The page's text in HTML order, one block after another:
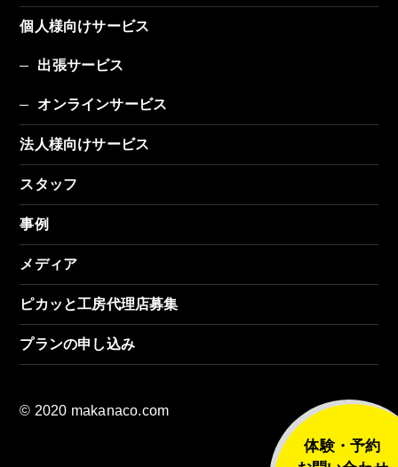
体験・予約
個人様向けサービス
出張サービス
オンラインサービス
法人様向けサービス
スタッフ
事例
メディア
ピカッと工房代理店募集
プランの申し込み
© 2020 makanaco.com